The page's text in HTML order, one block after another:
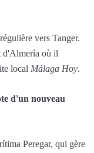
vers Tanger.
d'Almería où il
local Málaga Hoy.
d'un nouveau
Peregar, qui gère